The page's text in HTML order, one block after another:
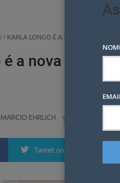
› KARLA LONGO É A NOVA DIRETORA
é a nova
MARCIO EHRLICH
Tweet on Twitter